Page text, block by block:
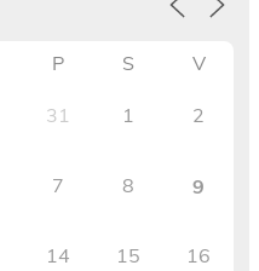
P S V
31 1 2
7 8 9
14 15 16